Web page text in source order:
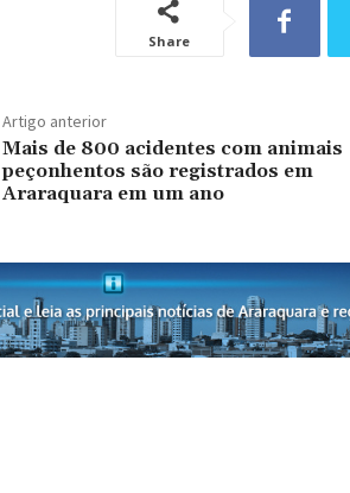
Share
Artigo anterior
Mais de 800 acidentes com animais
peçonhentos são registrados em
Araraquara em um ano